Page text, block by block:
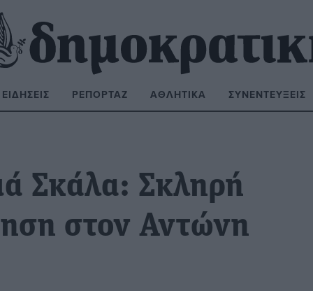
ΕΙΔΉΣΕΙΣ ΡΕΠΟΡΤΆΖ ΑΘΛΗΤΙΚΆ ΣΥΝΕΝΤΕΎΞΕΙΣ
Σκάλα: Σκληρή
στον Αντώνη